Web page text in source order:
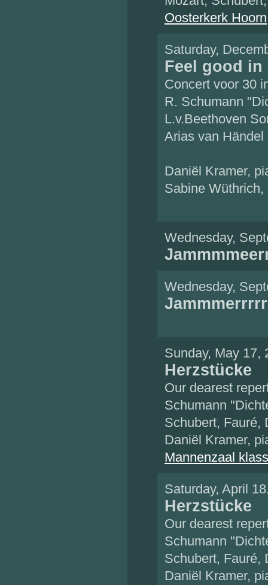
Oosterkerk Hoorn
Saturday,
Feel good in
Concert voor 30
R. Schumann
L.v.Beethoven
Arias van Händel
Daniël Kramer,
Sabine Wüthrich,
Wednesday,
Wednesday,
Jammmerrrrr
Sunday, May 17,
Herzstücke
Our dearest
Schumann
Schubert, Fauré,
Daniël Kramer,
Mannenzaal
Saturday, April
Herzstücke
Our dearest
Schumann
Schubert, Fauré,
Daniël Kramer,